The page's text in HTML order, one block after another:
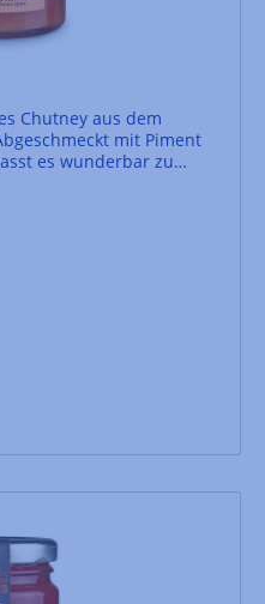
Chutney aus dem
mit Piment
es wunderbar zu